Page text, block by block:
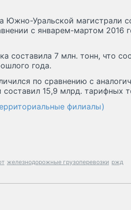
Южно-Уральской магистрали
с январем-мартом 2016
составила 7 млн. тонн, что
года.
по сравнению с
составил 15,9 млрд. тарифных
филиалы)
железнодорожные грузоперевозки ржд